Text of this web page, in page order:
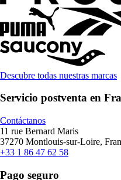
Descubre todas nuestras marcas
Servicio postventa en
Contáctanos
11 rue Bernard Maris
37270 Montlouis-sur-Loire,
+33 1 86 47 62 58
Pago seguro